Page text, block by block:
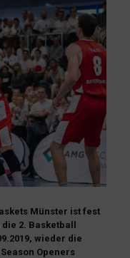
Münster ist fest
2. Basketball
wieder die
Openers